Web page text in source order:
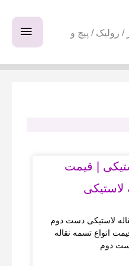
/ رولیک / پیچ و
| قیمت
لاستیکی
لاستیکی دست دوم
انواع تسمه نقاله
دوم